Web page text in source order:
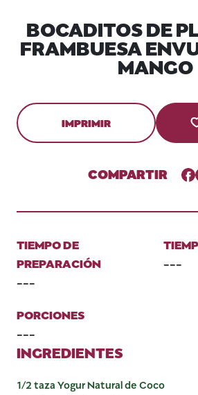
BOCADITOS DE
FRAMBUESA
MANGO
IMPRIMIR
COMPARTIR
TIEMPO DE
PREPARACIÓN
---
---
PORCIONES
---
INGREDIENTES
1/2 taza Yogur Natural de Coco